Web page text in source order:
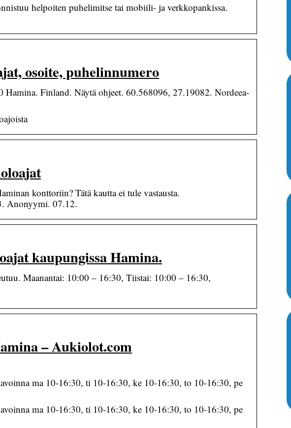
helpoiten puhelimitse tai mobiili- ja verkkopankissa.
osoite, puhelinnumero
Finland. Näytä ohjeet. 60.568096, 27.19082. Nordeea-
konttoriin? Tätä kautta ei tule vastausta.
Anonyymi. 07.12.
kaupungissa Hamina.
Maanantai: 10:00 – 16:30, Tiistai: 10:00 – 16:30,
– Aukiolot.com
ma 10-16:30, ti 10-16:30, ke 10-16:30, to 10-16:30, pe
ma 10-16:30, ti 10-16:30, ke 10-16:30, to 10-16:30, pe